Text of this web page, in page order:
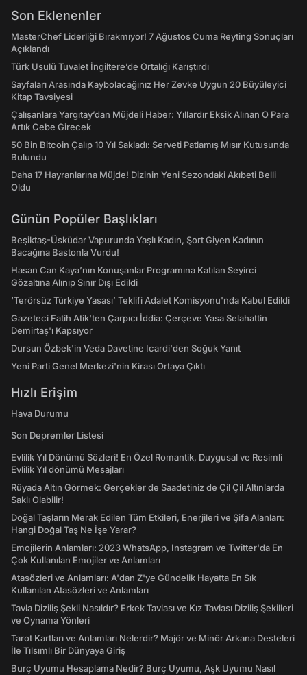
Son Eklenenler
MasterChef Liderliği Bırakmıyor! 7 Ağustos Cuma Reyting Sonuçları
Açıklandı
Türk Usulü Tuvalet İngiltere’de Ortalığı Karıştırdı
Sayfaları Arasında Kaybolacağınız Her Zevke Uygun 20 Büyüleyici
Kitap Tavsiyesi
Çalışanlara Yargıtay’dan Müjdeli Haber: Yıllardır Eksik Alınan O Para
Artık Cebe Girecek
50 Bin Bitcoin Çalıp 10 Yıl Sakladı: Serveti Patlamış Mısır Kutusunda
Bulundu
Daha 17 Hayranlarına Müjde! Dizinin Yeni Sezondaki Akıbeti Belli
Oldu
Günün Popüler Başlıkları
Beşiktaş-Üsküdar Vapurunda Yaşlı Kadın, Şort Giyen Kadının
Bacağına Bastonla Vurdu!
Hasan Can Kaya’nın Konuşanlar Programına Katılan Seyirci
Gözaltına Alınıp Sınır Dışı Edildi
‘Terörsüz Türkiye Yasası’ Teklifi Adalet Komisyonu'nda Kabul Edildi
Gazeteci Fatih Atik'ten Çarpıcı İddia: Çerçeve Yasa Selahattin
Demirtaş'ı Kapsıyor
Dursun Özbek'in Veda Davetine Icardi'den Soğuk Yanıt
Yeni Parti Genel Merkezi'nin Kirası Ortaya Çıktı
Hızlı Erişim
Hava Durumu
Son Depremler Listesi
Evlilik Yıl Dönümü Sözleri! En Özel Romantik, Duygusal ve Resimli
Evlilik Yıl dönümü Mesajları
Rüyada Altın Görmek: Gerçekler de Saadetiniz de Çil Çil Altınlarda
Saklı Olabilir!
Doğal Taşların Merak Edilen Tüm Etkileri, Enerjileri ve Şifa Alanları:
Hangi Doğal Taş Ne İşe Yarar?
Emojilerin Anlamları: 2023 WhatsApp, Instagram ve Twitter'da En
Çok Kullanılan Emojiler ve Anlamları
Atasözleri ve Anlamları: A'dan Z'ye Gündelik Hayatta En Sık
Kullanılan Atasözleri ve Anlamları
Tavla Diziliş Şekli Nasıldır? Erkek Tavlası ve Kız Tavlası Diziliş Şekilleri
ve Oynama Yönleri
Tarot Kartları ve Anlamları Nelerdir? Majör ve Minör Arkana Desteleri
İle Tılsımlı Bir Dünyaya Giriş
Burç Uyumu Hesaplama Nedir? Burç Uyumu, Aşk Uyumu Nasıl